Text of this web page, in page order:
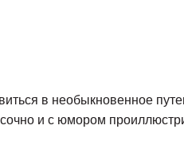
в необыкновенное
и с юмором